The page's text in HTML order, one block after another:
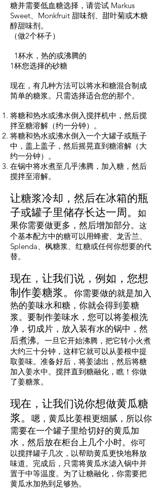
糖并需要低血糖选择，请尝试 Markus
Sweet、Monkfruit 甜味剂、甜叶菊或木糖
醇甜味剂。
（做2个杯子）
1杯水，热的或沸腾的
1杯您选择的砂糖
现在，有几种方法可以将水和糖混合制成
简单的糖浆。只需选择适合您的那个。
将糖和热水或沸水倒入搅拌机中，然后搅
拌至糖溶解（约一分钟）。
将糖和热水或沸水倒入一个大罐子或瓶子
中，盖上盖子，然后摇晃直到糖溶解（大
约一分钟）。
在锅中将水煮至几乎沸腾，加入糖，然后
搅拌至溶解。
让糖浆冷却，然后在冰箱的瓶
子或罐子里储存长达一周。
如
果你需要做更多，然后增加部分。 这
个基本配方中的糖可以用蜂蜜、龙舌兰、
Splenda、枫糖浆、红糖或任何你想要的代
替。
现在，让我们说，例如，您想
制作姜糖浆。
你需要做的就是加入
热的姜味水和糖，你就会得到姜糖
浆。要制作姜味水，您可以将姜根洗
净，切成片，放入装有水的锅中，然
后煮沸。 一旦它开始沸腾，把它转小火煮
大约三十分钟，这样它就可以从姜根中提
取姜味。准备好后，将姜滤出，然后将糖
加入姜水中。搅拌直到糖融化，瞧！你做
了姜糖浆。
现在，让我们说你想做黄瓜糖
浆。
嗯，黄瓜比姜根更细腻，所以你
需要在一个罐子里给切好的黄瓜加
水，然后放在柜台上几个小时。 你可
以搅拌罐子几次，以帮助黄瓜更快地释放
味道。完成后，只需将黄瓜水滤入锅中并
置于中等温度。为了让糖融化，你需要把
黄瓜水加热到足够热。